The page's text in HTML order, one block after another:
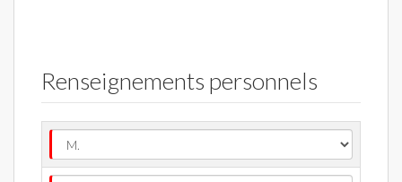
Renseignements personnels